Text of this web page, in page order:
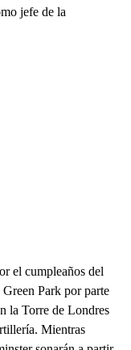
jefe de la
el cumpleaños del
Park por parte
la Torre de Londres
Mientras